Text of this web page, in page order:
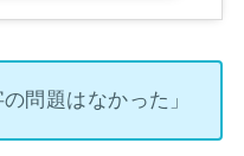
問題はなかった」